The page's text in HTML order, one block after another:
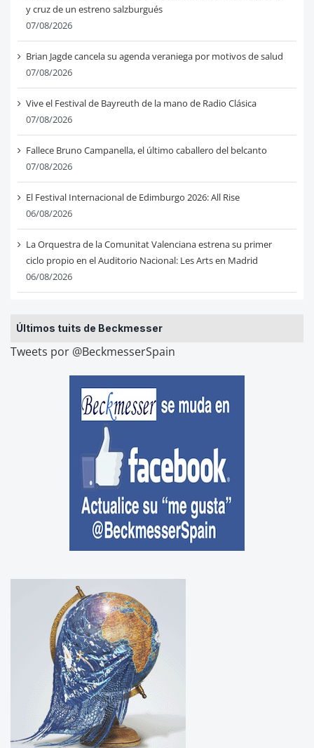
y cruz de un estreno salzburgués
07/08/2026
Brian Jagde cancela su agenda veraniega por motivos de salud
07/08/2026
Vive el Festival de Bayreuth de la mano de Radio Clásica
07/08/2026
Fallece Bruno Campanella, el último caballero del belcanto
07/08/2026
El Festival Internacional de Edimburgo 2026: All Rise
06/08/2026
La Orquestra de la Comunitat Valenciana estrena su primer
ciclo propio en el Auditorio Nacional: Les Arts en Madrid
06/08/2026
Últimos tuits de Beckmesser
Tweets por @BeckmesserSpain